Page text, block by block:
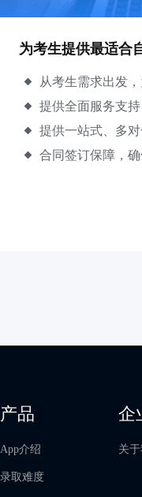
为考生提供最适合
从考生需求出发
提供全面服务支
提供一站式、多
合同签订保障，
产品
App介绍
录取难度
企
关